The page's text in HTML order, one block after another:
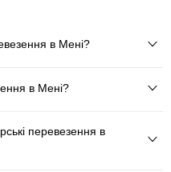
в Мені?
в Мені?
перевезення в